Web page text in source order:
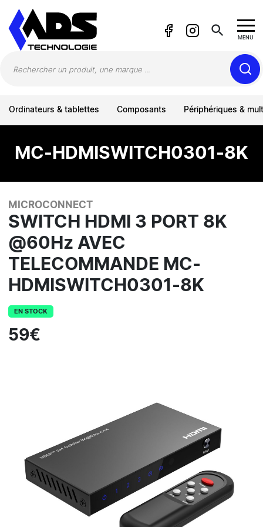
search MENU
Ordinateurs & tablettes Composants Périphériques &
MC-HDMISWITCH0301-8K
MICROCONNECT
SWITCH HDMI 3 PORT 8K
@60Hz AVEC
TELECOMMANDE MC-
HDMISWITCH0301-8K
EN STOCK
59€